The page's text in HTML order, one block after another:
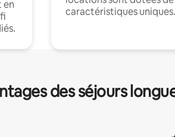
en
caractéristiques uniques.
des séjours